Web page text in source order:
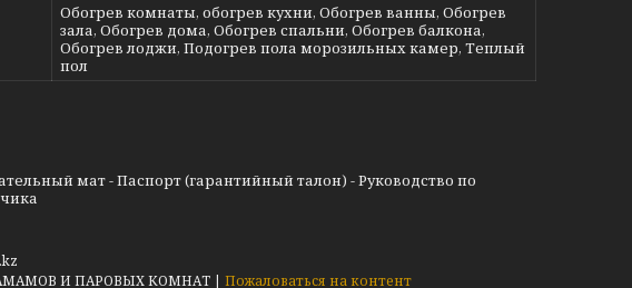
Обогрев комнаты, обогрев кухни, Обогрев ванны, Обогрев
зала, Обогрев дома, Обогрев спальни, Обогрев балкона,
Обогрев лоджи, Подогрев пола морозильных камер, Теплый
пол
мат - Паспорт (гарантийный талон) - Руководство по
WELLNESS: ОБОРУДОВАНИЕ, МАТЕРИАЛЫ И СНАБЖЕНИЕ ДЛЯ БАССЕЙНОВ, САУН, БАНЬ, ХАМАМОВ И ПАРОВЫХ КОМНАТ | Пожаловаться на контент